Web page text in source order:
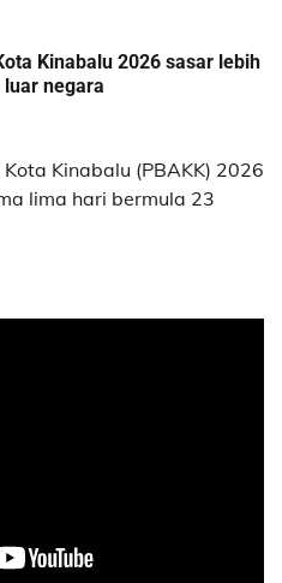
Kinabalu 2026 sasar lebih
negara
Kinabalu (PBAKK) 2026
lima hari bermula 23